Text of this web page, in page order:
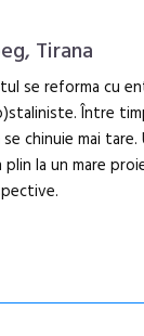
Tirana
se reforma cu
Între
se chinuie mai
plin la un mare